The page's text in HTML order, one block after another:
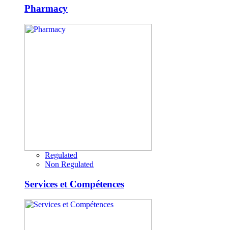
Pharmacy
Regulated
Non Regulated
Services et Compétences